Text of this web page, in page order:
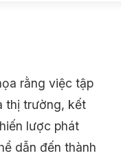
rằng việc tập
thị trường, kết
lược phát
dẫn đến thành